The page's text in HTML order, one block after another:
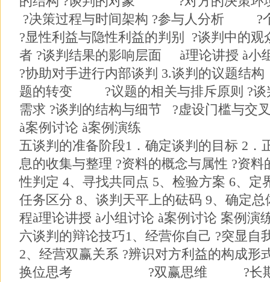
?决策过程与时间架构 ?参与人分析 ?
?显性利益与隐性利益的判别 ?谈判中
者 ?谈判结果的影响层面 à理论讲授 à小
?协助对手进行内部谈判 3.谈判的议
题的转变 ?议题的相关与排斥原则 ?谈
需求 ?谈判的结构与细节 ?虚设门槛与交
à案例讨论 à案例演练
五谈判的准备阶段1．确定谈判的目标 2．
息的收集与整理 ?资料的概念与属性 ?资
性判定 4、寻找共同点 5、检验方案 6、定
任务区分 8、谈判天平上的砝码 9、确定
程à理论讲授 à小组讨论 à案例讨论 案例演
六谈判的辩论技巧1、经营你自己 ?突显自
2、经营双赢关系 ?辨识对方利益的构成形
换位思考 ?双赢思维 ?长期合